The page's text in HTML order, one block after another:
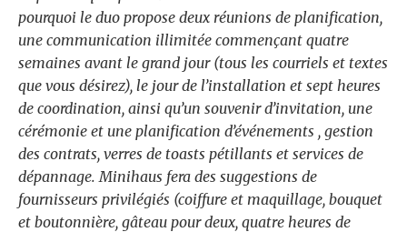
pourquoi le duo propose deux réunions de planification,
une communication illimitée commençant quatre
semaines avant le grand jour (tous les courriels et textes
que vous désirez), le jour de l’installation et sept heures
de coordination, ainsi qu’un souvenir d’invitation, une
cérémonie et une planification d’événements , gestion
des contrats, verres de toasts pétillants et services de
dépannage. Minihaus fera des suggestions de
fournisseurs privilégiés (coiffure et maquillage, bouquet
et boutonnière, gâteau pour deux, quatre heures de